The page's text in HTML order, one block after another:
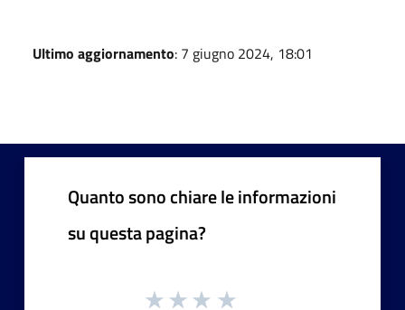
Ultimo aggiornamento: 7 giugno 2024, 18:01
Quanto sono chiare le informazioni
su questa pagina?